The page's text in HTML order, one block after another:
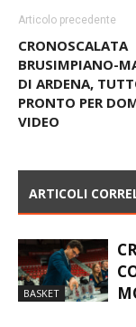
Articolo precedente
CRONOSCALATA
BRUSIMPIANO-
DI ARDENA,
PRONTO PER
VIDEO
ARTICOLI
BASKET